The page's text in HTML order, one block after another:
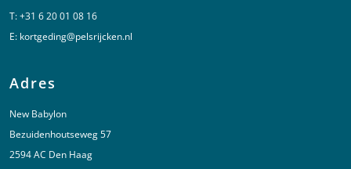
T:+31 6 20 01 08 16
E: kortgeding@pelsrijcken.nl
Adres
New Babylon
Bezuidenhoutseweg 57
2594 AC Den Haag